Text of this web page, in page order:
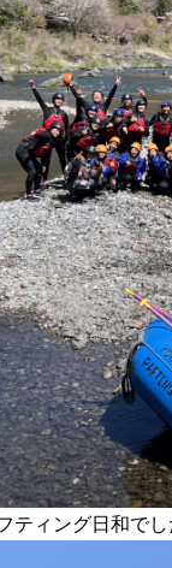
ィング日和でし